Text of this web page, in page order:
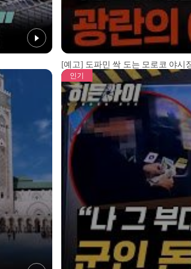
[예고] 도파민 싹 도는 모로코 야시
인기